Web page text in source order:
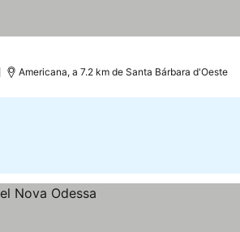
Americana, a 7.2 km de Santa Bárbara d'Oeste